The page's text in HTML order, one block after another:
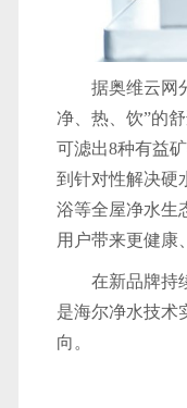
据奥维云网
净、热、饮”的
可滤出8种有益
到针对性解决硬
浴等全屋净水生
用户带来更健康
在新品牌持
是海尔净水技术
向。